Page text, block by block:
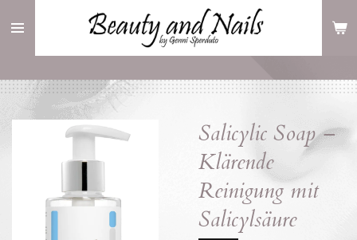
Hauptinhalt
Salicylic Soap –
Klärende
Reinigung mit
Salicylsäure